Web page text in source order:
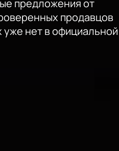
атмосферу
предложения от
продавцов
нет в официальной